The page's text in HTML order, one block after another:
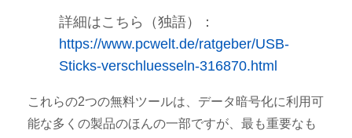
詳細はこちら（独語）：
https://www.pcwelt.de/ratgeber/USB-
Sticks-verschluesseln-316870.html
これらの2つの無料ツールは、データ暗号化に利用可
能な多くの製品のほんの一部ですが、最も重要なも